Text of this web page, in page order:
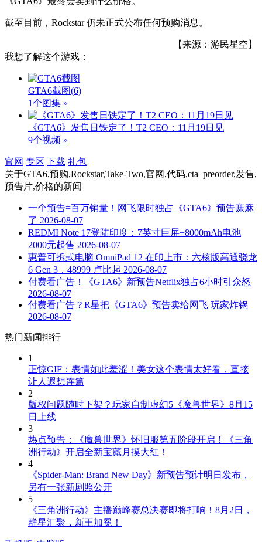
截至目前，Rockstar 仍未正式公布任何预购消息。
【来源：游民星空】
我想了解这个游戏：
GTA6截图(6)
1个图集 »
《GTA6》发售日铁定了！T2 CEO：11月19日见
9个视频 »
官网 专区 下载 礼包
关于GTA6,预购,Rockstar,Take-Two,官网,代码,cta_preorder,发售,
预告片,价格的新闻
一个预告=百万销量！网飞限时独占《GTA6》预告赚麻
了 2026-08-07
REDMI Note 17登陆印度：7英寸巨屏+8000mAh电池
2000元起售 2026-08-07
惠普可拆式电脑 OmniPad 12 在印上市：六核版高通骁龙
6 Gen 3，48999 卢比起 2026-08-07
付费看广告！《GTA6》新预告Netflix独占6小时引众怒
2026-08-07
付费看广告？R星把《GTA6》预告卖给网飞 玩家炸锅
2026-08-07
热门新闻排行
1
正惊GIF：表情如此羞涩！美女这个表情太好看，直接
让人遐想连篇
2
版权问题随时下架？玩家自制虚幻5《魔兽世界》8月15
日上线
3
热点预告：《魔兽世界》怀旧服第五阶段开启！《三角
洲行动》开启全新宝藏月摸大红！
4
《Spider-Man: Brand New Day》新预告预计明日发布，
另有一张新剧照公开
5
《三角洲行动》主播巅峰赛总决赛即将打响！8月2日，
群星汇聚，新王加冕！